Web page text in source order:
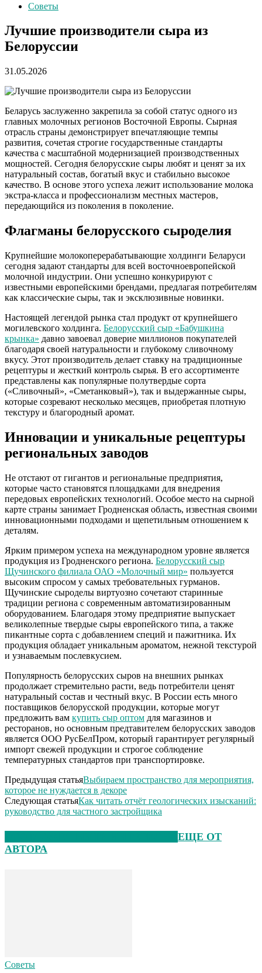
Советы
Лучшие производители сыра из
Белоруссии
31.05.2026
Беларусь заслуженно закрепила за собой статус одного из
главных молочных регионов Восточной Европы. Сырная
отрасль страны демонстрирует впечатляющие темпы
развития, сочетая строгие государственные стандарты
качества с масштабной модернизацией производственных
мощностей. Сегодня белорусские сыры любят и ценят за их
натуральный состав, богатый вкус и стабильно высокое
качество. В основе этого успеха лежит использование молока
экстра-класса и профессионализм местных мастеров,
передающийся из поколения в поколение.
Флагманы белорусского сыроделия
Крупнейшие молокоперерабатывающие холдинги Беларуси
сегодня задают стандарты для всей восточноевропейской
молочной индустрии. Они успешно конкурируют с
известными европейскими брендами, предлагая потребителям
как классические сыры, так и эксклюзивные новинки.
Настоящей легендой рынка стал продукт от крупнейшего
могилевского холдинга. Белорусский сыр «Бабушкина
крынка» давно завоевал доверие миллионов покупателей
благодаря своей натуральности и глубокому сливочному
вкусу. Этот производитель делает ставку на традиционные
рецептуры и жесткий контроль сырья. В его ассортименте
представлены как популярные полутвердые сорта
(«Сливочный», «Сметанковый»), так и выдержанные сыры,
которые созревают несколько месяцев, приобретая плотную
текстуру и благородный аромат.
Инновации и уникальные рецептуры
региональных заводов
Не отстают от гигантов и региональные предприятия,
которые часто становятся площадками для внедрения
передовых европейских технологий. Особое место на сырной
карте страны занимает Гродненская область, известная своими
инновационными подходами и щепетильным отношением к
деталям.
Ярким примером успеха на международном уровне является
продукция из Гродненского региона. Белорусский сыр
Щучинского филиала ОАО «Молочный мир» пользуется
высоким спросом у самых требовательных гурманов.
Щучинские сыроделы виртуозно сочетают старинные
традиции региона с современным автоматизированным
оборудованием. Благодаря этому предприятие выпускает
великолепные твердые сыры европейского типа, а также
пикантные сорта с добавлением специй и пажитника. Их
продукция обладает уникальным ароматом, нежной текстурой
и узнаваемым послевкусием.
Популярность белорусских сыров на внешних рынках
продолжает стремительно расти, ведь потребители ценят
натуральный состав и честный вкус. В России есть много
поставщиков белорусской продукции, которые могут
предложить вам купить сыр оптом для магазинов и
ресторанов, но основным предтавителем белорусских заводов
является ООО РусБелПром, который гарантирует регулярный
импорт свежей продукции и строгое соблюдение
температурных стандартов при транспортировке.
Предыдущая статьяВыбираем пространство для мероприятия,
которое не нуждается в декоре
Следующая статьяКак читать отчёт геологических изысканий:
руководство для частного застройщика
ЕЩЕ ОТ
АВТОРА
Советы